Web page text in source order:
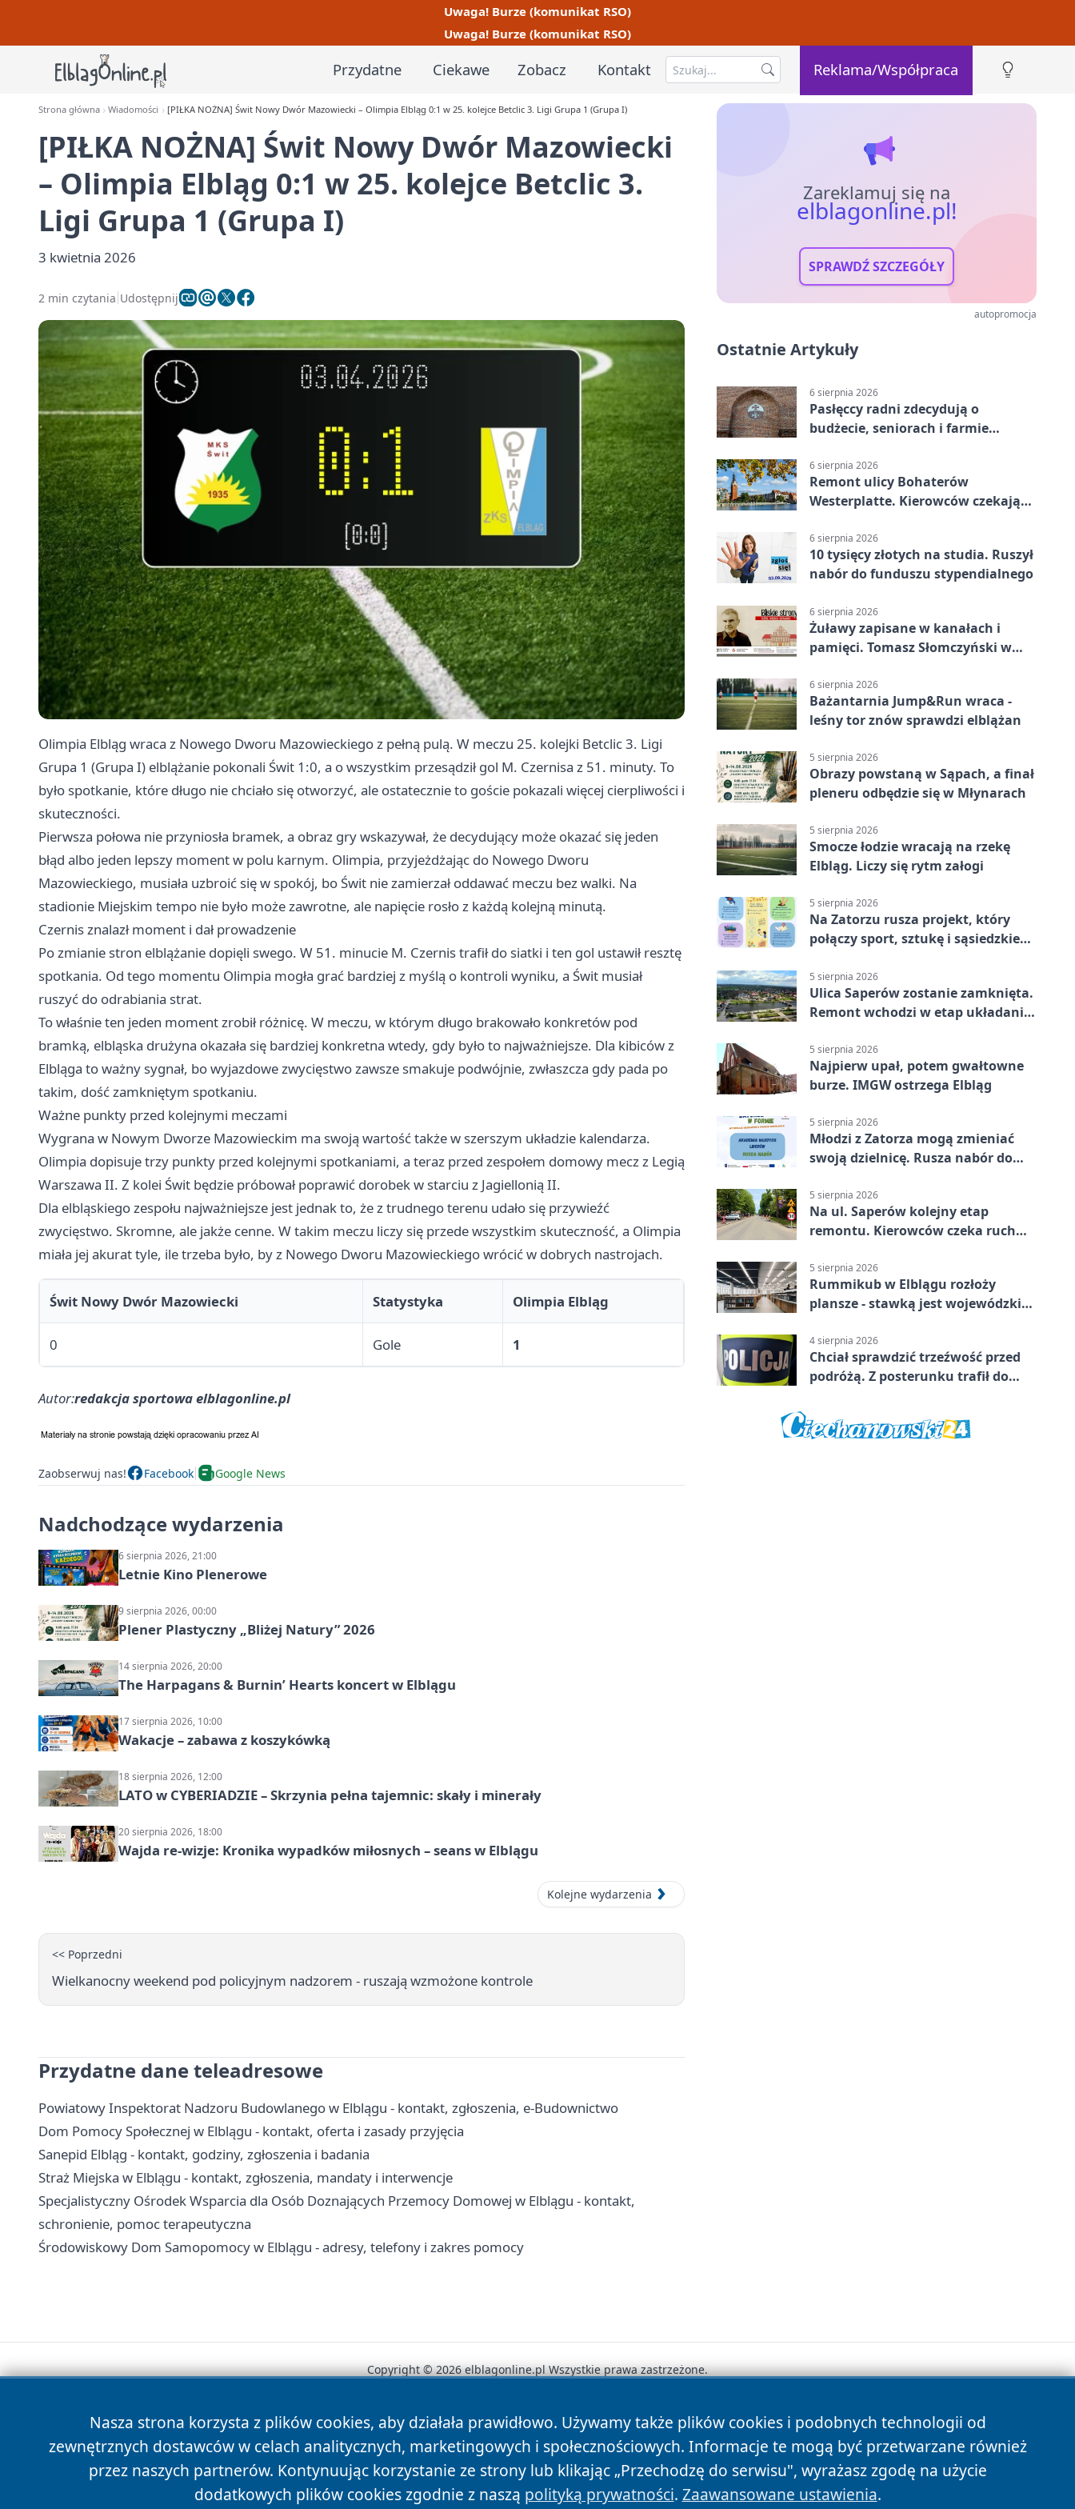
Uwaga! Burze (komunikat RSO)
Uwaga! Burze (komunikat RSO)
Przydatne Ciekawe Zobacz Kontakt Reklama/Współpraca
Strona główna Wiadomości [PIŁKA NOŻNA] Świt Nowy Dwór Mazowiecki – Olimpia Elbląg 0:1 w 25. kolejce Betclic 3. Ligi Grupa 1 (Grupa I)
[PIŁKA NOŻNA] Świt Nowy Dwór Mazowiecki
– Olimpia Elbląg 0:1 w 25. kolejce Betclic 3.
Ligi Grupa 1 (Grupa I)
3 kwietnia 2026
2 min czytania Udostępnij
Olimpia Elbląg wraca z Nowego Dworu Mazowieckiegoz pełną pulą. W meczu 25. kolejki Betclic 3. Ligi
Grupa 1 (Grupa I) elblążanie pokonali Świt 1:0, a o wszystkim przesądził gol M. Czernisa z 51. minuty. To
było spotkanie, które długo nie chciało się otworzyć, ale ostatecznie to goście pokazali więcej cierpliwości i
skuteczności.
Pierwsza połowa nie przyniosła bramek, a obraz gry wskazywał, że decydujący może okazać się jeden
błąd albo jeden lepszy moment w polu karnym. Olimpia, przyjeżdżając do Nowego Dworu
Mazowieckiego, musiała uzbroić się w spokój, bo Świt nie zamierzał oddawać meczu bez walki. Na
stadionie Miejskim tempo nie było może zawrotne, ale napięcie rosło z każdą kolejną minutą.
Czernis znalazł moment i dał prowadzenie
Po zmianie stron elblążanie dopięli swego. W 51. minucie M. Czernis trafił do siatki i ten gol ustawił resztę
spotkania. Od tego momentu Olimpia mogła grać bardziej z myślą o kontroli wyniku, a Świt musiał
ruszyć do odrabiania strat.
To właśnie ten jeden moment zrobił różnicę. W meczu, w którym długo brakowało konkretów pod
bramką, elbląska drużyna okazała się bardziej konkretna wtedy, gdy było to najważniejsze. Dla kibiców z
Elbląga to ważny sygnał, bo wyjazdowe zwycięstwo zawsze smakuje podwójnie, zwłaszcza gdy pada po
takim, dość zamkniętym spotkaniu.
Ważne punkty przed kolejnymi meczami
Wygrana w Nowym Dworze Mazowieckim ma swoją wartość także w szerszym układzie kalendarza.
Olimpia dopisuje trzy punkty przed kolejnymi spotkaniami, a teraz przed zespołem domowy mecz z Legią
Warszawa II. Z kolei Świt będzie próbował poprawić dorobek w starciu z Jagiellonią II.
Dla elbląskiego zespołu najważniejsze jest jednak to, że z trudnego terenu udało się przywieźć
zwycięstwo. Skromne, ale jakże cenne. W takim meczu liczy się przede wszystkim skuteczność, a Olimpia
miała jej akurat tyle, ile trzeba było, by z Nowego Dworu Mazowieckiego wrócić w dobrych nastrojach.
Świt Nowy Dwór Mazowiecki Statystyka Olimpia Elbląg
0 Gole 1
Autor:redakcja sportowa elblagonline.pl
Zaobserwuj nas! Facebook Google News
Nadchodzące wydarzenia
6 sierpnia 2026, 21:00
Letnie Kino Plenerowe
9 sierpnia 2026, 00:00
Plener Plastyczny „Bliżej Natury” 2026
14 sierpnia 2026, 20:00
The Harpagans & Burnin’ Hearts koncert w Elblągu
17 sierpnia 2026, 10:00
Wakacje – zabawa z koszykówką
18 sierpnia 2026, 12:00
LATO w CYBERIADZIE – Skrzynia pełna tajemnic: skały i minerały
20 sierpnia 2026, 18:00
Wajda re-wizje: Kronika wypadków miłosnych – seans w Elblągu
Kolejne wydarzenia
<< Poprzedni
Wielkanocny weekend pod policyjnym nadzorem - ruszają wzmożone kontrole
Przydatne dane teleadresowe
Powiatowy Inspektorat Nadzoru Budowlanego w Elblągu - kontakt, zgłoszenia, e-Budownictwo
Dom Pomocy Społecznej w Elblągu - kontakt, oferta i zasady przyjęcia
Sanepid Elbląg - kontakt, godziny, zgłoszenia i badania
Straż Miejska w Elblągu - kontakt, zgłoszenia, mandaty i interwencje
Specjalistyczny Ośrodek Wsparcia dla Osób Doznających Przemocy Domowej w Elblągu - kontakt,
schronienie, pomoc terapeutyczna
Środowiskowy Dom Samopomocy w Elblągu - adresy, telefony i zakres pomocy
Zareklamuj się na
elblagonline.pl!
SPRAWDŹ SZCZEGÓŁY
autopromocja
Ostatnie Artykuły
6 sierpnia 2026
Pasłęccy radni zdecydują o
budżecie, seniorach i farmie
6 sierpnia 2026
Remont ulicy Bohaterów
Westerplatte. Kierowców czekają
6 sierpnia 2026
10 tysięcy złotych na studia. Ruszył
nabór do funduszu stypendialnego
6 sierpnia 2026
Żuławy zapisane w kanałach i
pamięci. Tomasz Słomczyński w
6 sierpnia 2026
Bażantarnia Jump&Run wraca -
leśny tor znów sprawdzi elblążan
5 sierpnia 2026
Obrazy powstaną w Sąpach, a finał
pleneru odbędzie się w Młynarach
5 sierpnia 2026
Smocze łodzie wracają na rzekę
Elbląg. Liczy się rytm załogi
5 sierpnia 2026
Na Zatorzu rusza projekt, który
połączy sport, sztukę i sąsiedzkie
5 sierpnia 2026
Ulica Saperów zostanie zamknięta.
Remont wchodzi w etap układania
5 sierpnia 2026
Najpierw upał, potem gwałtowne
burze. IMGW ostrzega Elbląg
5 sierpnia 2026
Młodzi z Zatorza mogą zmieniać
swoją dzielnicę. Rusza nabór do
5 sierpnia 2026
Na ul. Saperów kolejny etap
remontu. Kierowców czeka ruch
5 sierpnia 2026
Rummikub w Elblągu rozłoży
plansze - stawką jest wojewódzki
4 sierpnia 2026
Chciał sprawdzić trzeźwość przed
podróżą. Z posterunku trafił do
Nasza strona korzysta z plików cookies, aby działała prawidłowo. Używamy także plików cookies i podobnych technologii od
zewnętrznych dostawców w celach analitycznych, marketingowych i społecznościowych. Informacje te mogą być przetwarzane również
przez naszych partnerów. Kontynuując korzystanie ze strony lub klikając „Przechodzę do serwisu", wyrażasz zgodę na użycie
dodatkowych plików cookies zgodnie z naszą polityką prywatności. Zaawansowane ustawienia.
Copyright © 2026 elblagonline.pl Wszystkie prawa zastrzeżone.
News Autorzy Polityka Prywatności Polityka Cookies